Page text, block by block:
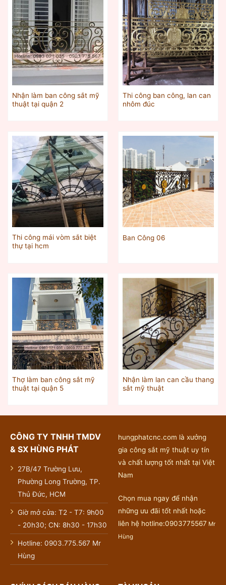
Nhận làm ban công sắt mỹ
thuật tại quận 2
Thi công ban công, lan can
nhôm đúc
Thi công mái vòm sắt biệt
thự tại hcm
Ban Công 06
Thợ làm ban công sắt mỹ
thuật tại quận 5
Nhận làm lan can cầu thang
sắt mỹ thuật
CÔNG TY TNHH TMDV
& SX HÙNG PHÁT
27B/47 Trường Lưu,
Phường Long Trường, TP.
Thủ Đức, HCM
Giờ mở cửa: T2 - T7: 9h00
- 20h30; CN: 8h30 - 17h30
Hotline: 0903.775.567 Mr
Hùng
hungphatcnc.com là xưởng
gia công sắt mỹ thuật uy tín
và chất lượng tốt nhất tại Việt
Nam
Chọn mua ngay để nhận
những ưu đãi tốt nhất hoặc
liên hệ hotline:0903775567 Mr
Hùng